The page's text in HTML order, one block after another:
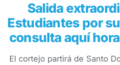
Salida
Estudiantes por
consulta aquí
El cortejo partirá de Santo